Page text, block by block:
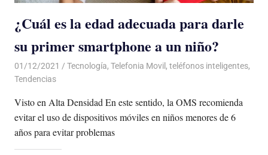
¿Cuál es la edad adecuada para darle
su primer smartphone a un niño?
01/12/2021 De todo un Poco
Tecnología, Telefonia Movil , teléfonos inteligentes,
Tendencias
Visto en Alta Densidad En este sentido, la OMS recomienda
evitar el uso de dispositivos móviles en niños menores de 6
años para evitar problemas